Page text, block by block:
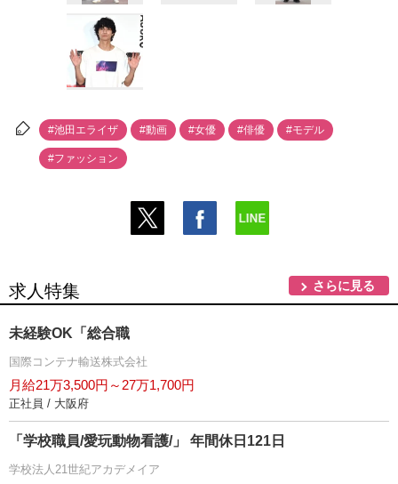
#池田エライザ #動画 #女優 #俳優 #モデル
#ファッション
求人特集 さらに見る
未経験OK「総合職
国際コンテナ輸送株式会社
月給21万3,500円～27万1,700円
正社員 / 大阪府
「学校職員/愛玩動物看護/」 年間休日121日
学校法人21世紀アカデメイア